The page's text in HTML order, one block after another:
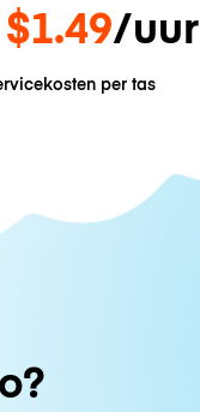
$1.49/uur
per tas